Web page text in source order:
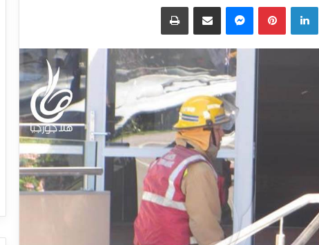
لينكدإن بينتيريستماسنجر مشاركة عبر البريد طباعة